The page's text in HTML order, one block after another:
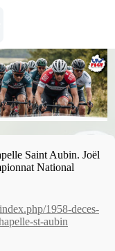
Saint Aubin. Joël
National
1958-deces-
st-aubin